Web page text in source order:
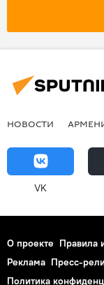
НОВОСТИ
VK
О проекте Правила
Реклама Пресс-
Политика